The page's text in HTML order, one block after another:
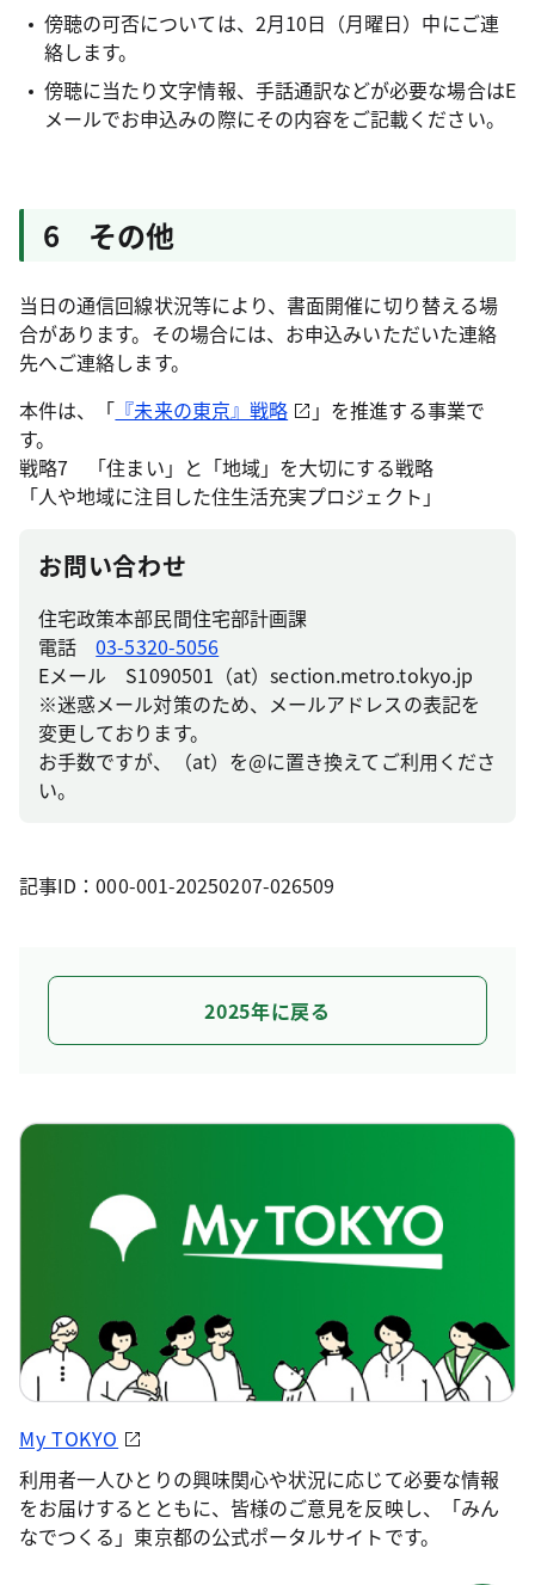
傍聴の可否については、2月10日（月曜日）中にご連
絡します。
傍聴に当たり文字情報、手話通訳などが必要な場合はE
メールでお申込みの際にその内容をご記載ください。
6 その他
当日の通信回線状況等により、書面開催に切り替える場
合があります。その場合には、お申込みいただいた連絡
先へご連絡します。
本件は、「 『未来の東京』戦略
」を推進する事業で
す。
戦略7 「住まい」と「地域」を大切にする戦略
「人や地域に注目した住生活充実プロジェクト」
お問い合わせ
住宅政策本部民間住宅部計画課
電話03-5320-5056
Eメール S1090501（at）section.metro.tokyo.jp
※迷惑メール対策のため、メールアドレスの表記を
変更しております。
お手数ですが、（at）を@に置き換えてご利用くださ
い。
記事ID：000-001-20250207-026509
2025年に戻る
My TOKYO
利用者一人ひとりの興味関心や状況に応じて必要な情報
をお届けするとともに、皆様のご意見を反映し、「みん
なでつくる」東京都の公式ポータルサイトです。